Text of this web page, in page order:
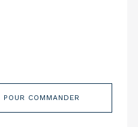
POUR COMMANDER